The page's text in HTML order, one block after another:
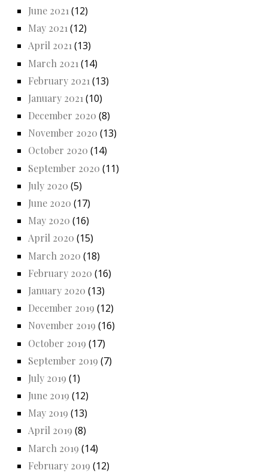
June 2021 (12)
May 2021 (12)
April 2021(13)
March 2021 (14)
February 2021 (13)
January 2021 (10)
December 2020 (8)
November 2020 (13)
October 2020 (14)
September 2020 (11)
July 2020 (5)
June 2020 (17)
May 2020 (16)
April 2020 (15)
March 2020 (18)
February 2020 (16)
January 2020 (13)
December 2019 (12)
November 2019 (16)
October 2019 (17)
September 2019 (7)
July 2019 (1)
June 2019 (12)
May 2019 (13)
April 2019 (8)
March 2019 (14)
February 2019 (12)